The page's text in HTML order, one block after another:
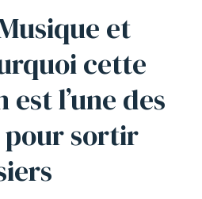
et
cette
l’une des
sortir